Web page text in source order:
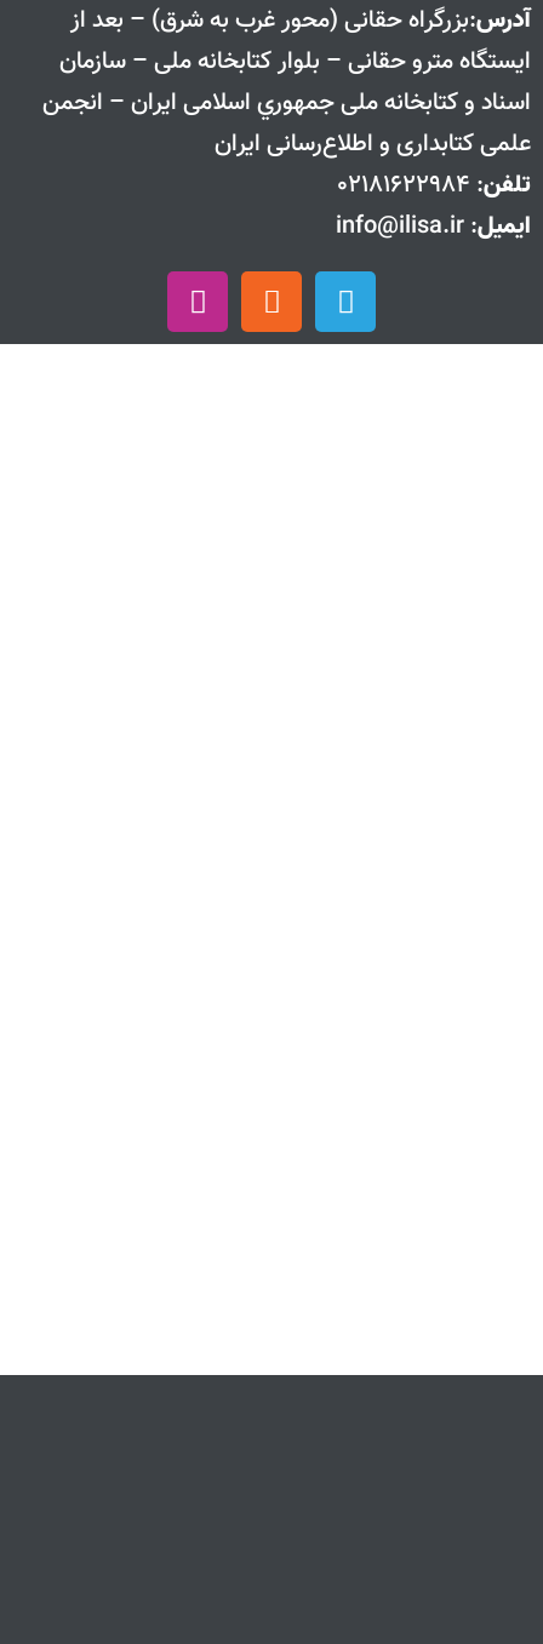
آدرس:بزرگراه حقانی (محور غرب به شرق) – بعد از
ايستگاه مترو حقانی – بلوار كتابخانه ملی – سازمان
اسناد و كتابخانه ملی جمهوري اسلامی ايران – انجمن
علمی کتابداری و اطلاع‌رسانی ایران
تلفن: 02181622984
ایمیل: info@ilisa.ir